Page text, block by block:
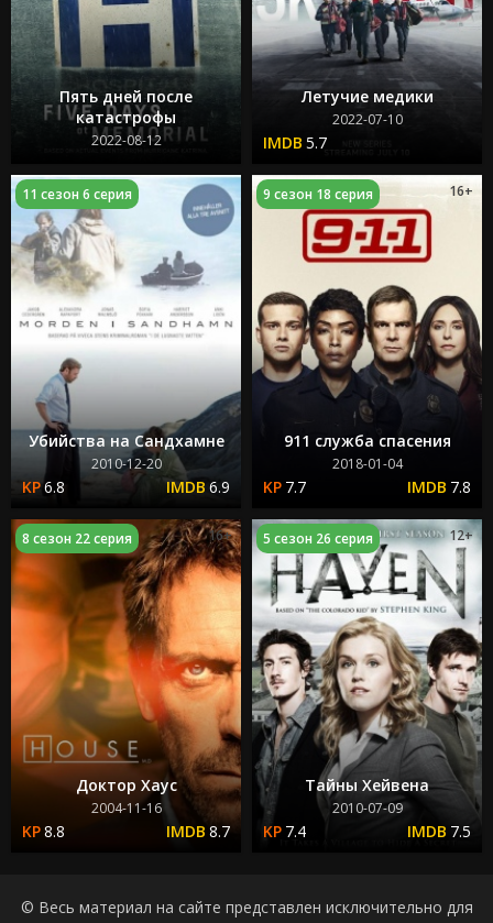
Пять дней после
катастрофы
2022-08-12
Летучие медики
2022-07-10
5.7
Убийства на Сандхамне
2010-12-20
6.8 6.9
11 сезон 6 серия
911 служба спасения
2018-01-04
7.7 7.8
9 сезон 18 серия 16+
Доктор Хаус
2004-11-16
8.8 8.7
8 сезон 22 серия 16+
Тайны Хейвена
2010-07-09
7.4 7.5
5 сезон 26 серия 12+
© Весь материал на сайте представлен исключительно для